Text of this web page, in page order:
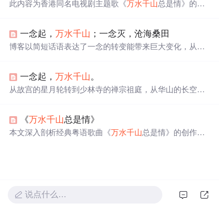
此内容为香港同名电视剧主题歌《万水千山总是情》的相
一念起，万水千山 ；一念灭，沧海桑田
博客以简短话语表达了一念的转变能带来巨大变化，从 万
一念起，万水千山。
从故宫的星月轮转到少林寺的禅宗祖庭，从华山的长空栈
江的山水画卷，抑或是体验稻城亚丁的四季美景，每个地
方都有其独特的风情与故事。这不仅是一场视觉盛宴，更
《万水千山总是情》
本文深入剖析经典粤语歌曲《万水千山总是情》的创作背
说点什么…